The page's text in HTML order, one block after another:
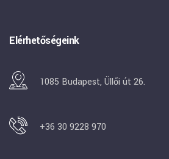
Elérhetőségeink
1085 Budapest, Üllői út 26.
+36 30 9228 970